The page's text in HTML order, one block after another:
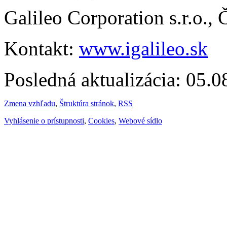
Galileo Corporation s.r.o.,
Kontakt: www.igalileo.sk
Posledná aktualizácia:
Zmena vzhľadu, Štruktúra stránok, RSS
Vyhlásenie o prístupnosti, Cookies, Webové sídlo